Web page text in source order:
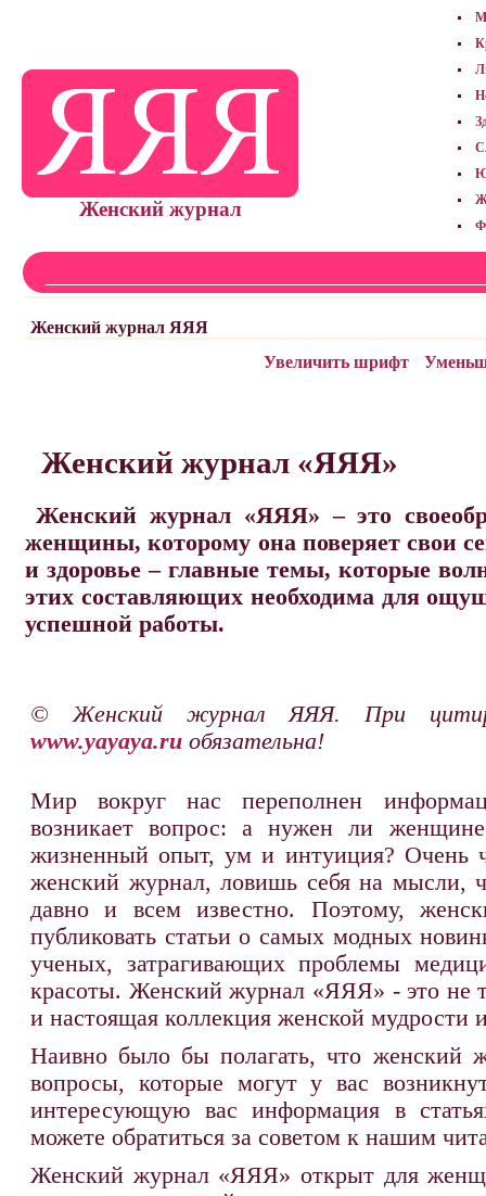
Женский журнал
Женский журнал ЯЯЯ
Увеличить шрифт
Женский журнал «ЯЯЯ»
Женский журнал «ЯЯЯ» – это
женщины, которому она поверяет свои
и здоровье – главные темы, которые
этих составляющих необходима для
успешной работы.
© Женский журнал ЯЯЯ. При
www.yayaya.ru обязательна!
Мир вокруг нас переполнен
возникает вопрос: а нужен ли
жизненный опыт, ум и интуиция? Очень
женский журнал, ловишь себя на мысли,
давно и всем известно. Поэтому,
публиковать статьи о самых модных
ученых, затрагивающих проблемы
красоты. Женский журнал «ЯЯЯ» - это не
и настоящая коллекция женской мудрости
Наивно было бы полагать, что женский
вопросы, которые могут у вас
интересующую вас информация в
можете обратиться за советом к нашим
Женский журнал «ЯЯЯ» открыт для